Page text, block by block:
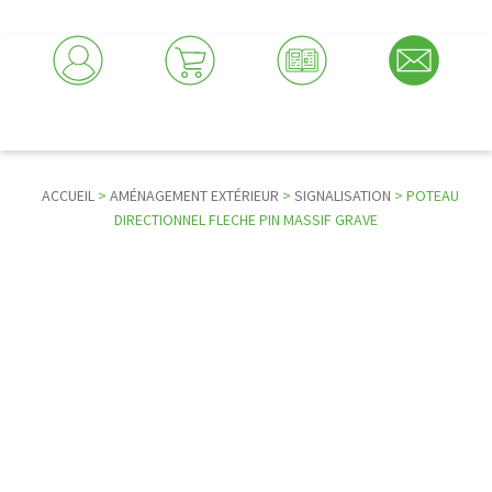
ACCUEIL> AMÉNAGEMENT EXTÉRIEUR > SIGNALISATION > POTEAU
DIRECTIONNEL FLECHE PIN MASSIF GRAVE